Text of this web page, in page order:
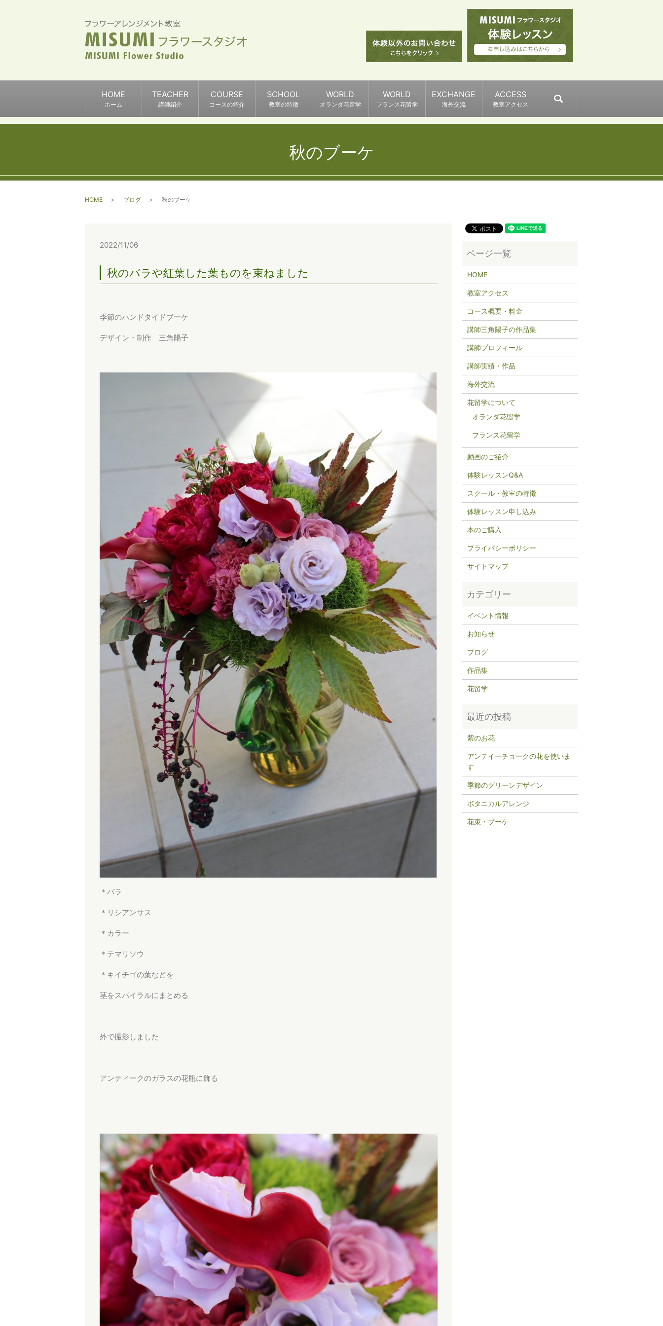
HOME
ホーム
TEACHER
講師紹介
COURSE
コースの紹介
SCHOOL
教室の特徴
WORLD
オランダ花留学
WORLD
フランス花留学
EXCHANGE
海外交流
ACCESS
教室アクセス
秋のブーケ
HOME ブログ 秋のブーケ
2022/11/06
秋のバラや紅葉した葉ものを束ねました
季節のハンドタイドブーケ
デザイン・制作 三角陽子
＊バラ
＊リシアンサス
＊カラー
＊テマリソウ
＊キイチゴの葉などを
茎をスパイラルにまとめる
外で撮影しました
アンティークのガラスの花瓶に飾る
HOME
教室アクセス
コース概要・料金
講師三角陽子の作品集
講師プロフィール
講師実績・作品
海外交流
花留学について
オランダ花留学
フランス花留学
動画のご紹介
体験レッスンQ&A
スクール・教室の特徴
体験レッスン申し込み
本のご購入
プライバシーポリシー
サイトマップ
イベント情報
お知らせ
ブログ
作品集
花留学
紫のお花
アンテイーチョークの花を使いま
す
季節のグリーンデザイン
ボタニカルアレンジ
花束・ブーケ